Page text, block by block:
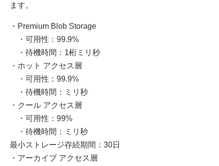
ます。
・Premium Blob Storage
・可用性：99.9%
・待機時間：1桁ミリ秒
・ホット アクセス層
・可用性：99.9%
・待機時間：ミリ秒
・クール アクセス層
・可用性：99%
・待機時間：ミリ秒
最小ストレージ存続期間：30日
・アーカイブ アクセス層